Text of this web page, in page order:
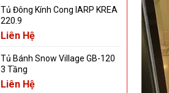
Tủ Đông Kính Cong IARP KREA
220.9
Liên Hệ
Tủ Bánh Snow Village GB-120
3 Tầng
Liên Hệ